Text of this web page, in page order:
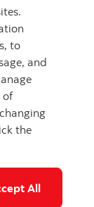
Confidentialité
to
and
of
the
All